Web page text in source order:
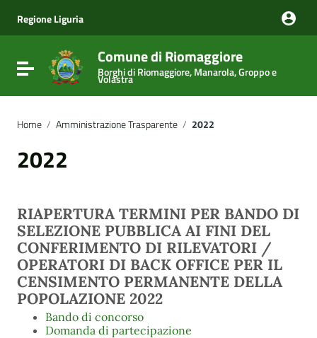
Vai al menu di navigazione
Vai al footer
Regione Liguria
Attiva / disattiva la navigazione
Comune di Riomaggiore
Borghi di Riomaggiore, Manarola, Groppo e
Volastra
Home / Amministrazione Trasparente / 2022
2022
RIAPERTURA TERMINI PER BANDO DI
SELEZIONE PUBBLICA AI FINI DEL
CONFERIMENTO DI RILEVATORI /
OPERATORI DI BACK OFFICE PER IL
CENSIMENTO PERMANENTE DELLA
POPOLAZIONE 2022
Bando di concorso
Domanda di partecipazione